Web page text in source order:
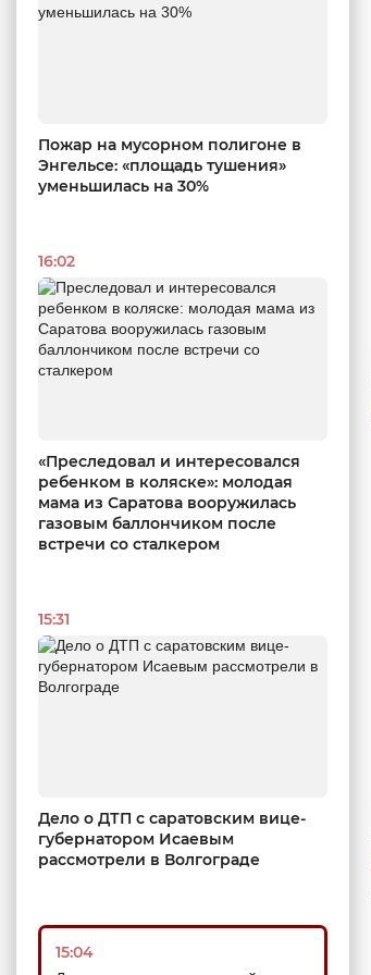
Пожар на мусорном полигоне в
Энгельсе: «площадь тушения»
уменьшилась на 30%
16:02
«Преследовал и интересовался
ребенком в коляске»: молодая
мама из Саратова вооружилась
газовым баллончиком после
встречи со сталкером
15:31
Дело о ДТП с саратовским вице-
губернатором Исаевым
рассмотрели в Волгограде
15:04